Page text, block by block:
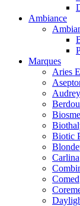
Ambiance
Marques
Aries
Biotic
Carlina
Comed